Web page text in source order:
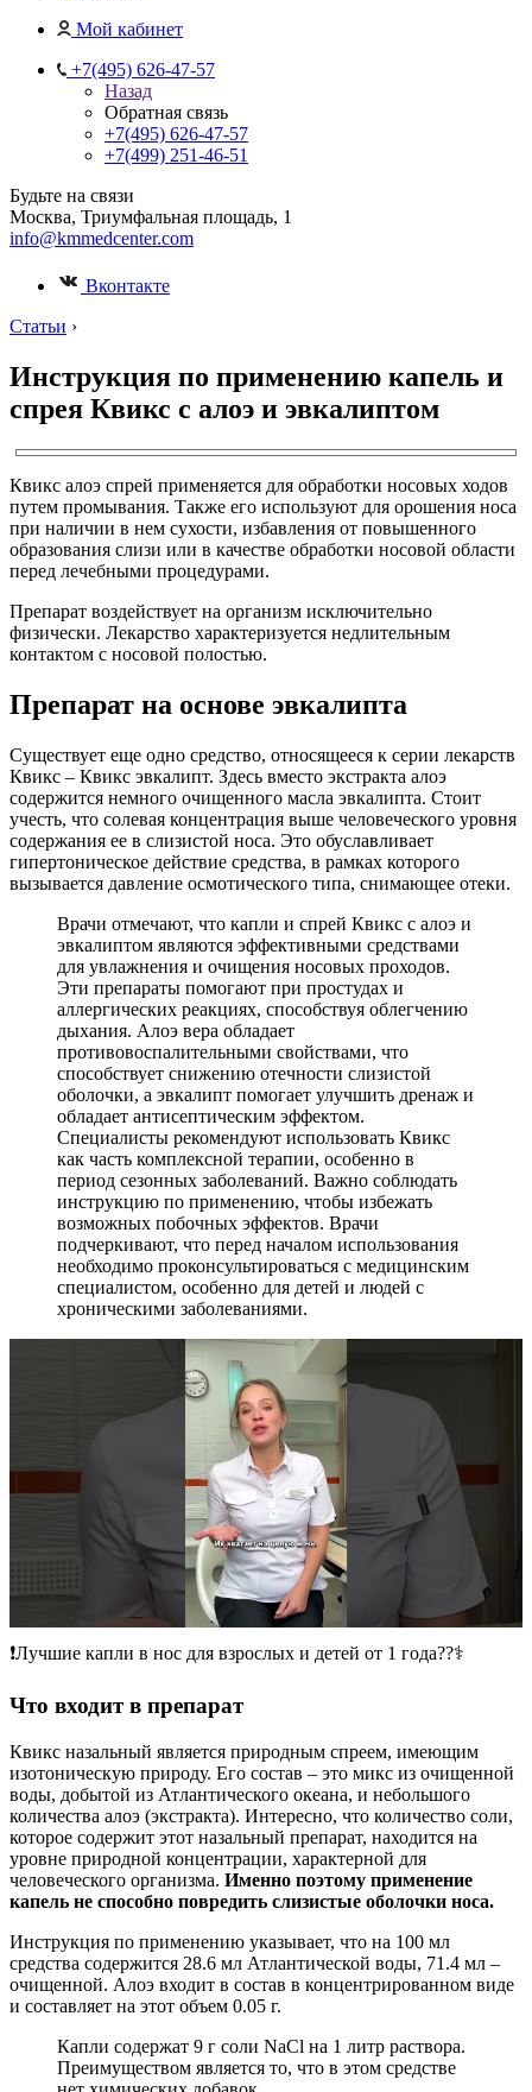
Мой кабинет
+7(495) 626-47-57
Назад
Обратная связь
+7(495) 626-47-57
+7(499) 251-46-51
Будьте на связи
Москва, Триумфальная площадь, 1
info@kmmedcenter.com
Вконтакте
Статьи ›
Инструкция по применению капель и
спрея Квикс с алоэ и эвкалиптом
Квикс алоэ спрей применяется для обработки носовых ходов
путем промывания. Также его используют для орошения носа
при наличии в нем сухости, избавления от повышенного
образования слизи или в качестве обработки носовой области
перед лечебными процедурами.
Препарат воздействует на организм исключительно
физически. Лекарство характеризуется недлительным
контактом с носовой полостью.
Препарат на основе эвкалипта
Существует еще одно средство, относящееся к серии лекарств
Квикс – Квикс эвкалипт. Здесь вместо экстракта алоэ
содержится немного очищенного масла эвкалипта. Стоит
учесть, что солевая концентрация выше человеческого уровня
содержания ее в слизистой носа. Это обуславливает
гипертоническое действие средства, в рамках которого
вызывается давление осмотического типа, снимающее отеки.
Врачи отмечают, что капли и спрей Квикс с алоэ и
эвкалиптом являются эффективными средствами
для увлажнения и очищения носовых проходов.
Эти препараты помогают при простудах и
аллергических реакциях, способствуя облегчению
дыхания. Алоэ вера обладает
противовоспалительными свойствами, что
способствует снижению отечности слизистой
оболочки, а эвкалипт помогает улучшить дренаж и
обладает антисептическим эффектом.
Специалисты рекомендуют использовать Квикс
как часть комплексной терапии, особенно в
период сезонных заболеваний. Важно соблюдать
инструкцию по применению, чтобы избежать
возможных побочных эффектов. Врачи
подчеркивают, что перед началом использования
необходимо проконсультироваться с медицинским
специалистом, особенно для детей и людей с
хроническими заболеваниями.
❗️Лучшие капли в нос для взрослых и детей от 1 года??‍⚕️
Что входит в препарат
Квикс назальный является природным спреем, имеющим
изотоническую природу. Его состав – это микс из очищенной
воды, добытой из Атлантического океана, и небольшого
количества алоэ (экстракта). Интересно, что количество соли,
которое содержит этот назальный препарат, находится на
уровне природной концентрации, характерной для
человеческого организма. Именно поэтому применение
капель не способно повредить слизистые оболочки носа.
Инструкция по применению указывает, что на 100 мл
средства содержится 28.6 мл Атлантической воды, 71.4 мл –
очищенной. Алоэ входит в состав в концентрированном виде
и составляет на этот объем 0.05 г.
Капли содержат 9 г соли NaCl на 1 литр раствора.
Преимуществом является то, что в этом средстве